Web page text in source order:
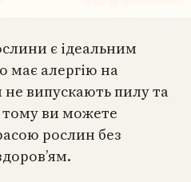
є ідеальним
має алергію на
випускають пилу та
тому ви можете
рослин без